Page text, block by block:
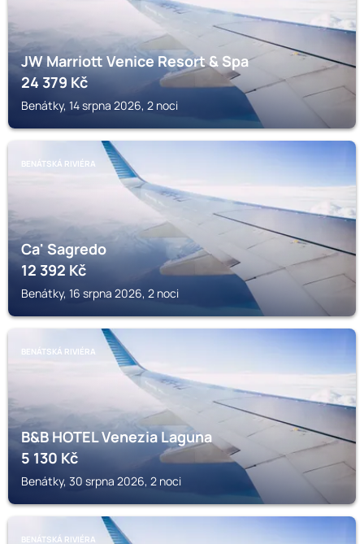
JW Marriott Venice Resort & Spa
24 379 Kč
Benátky, 14 srpna 2026, 2 noci
BENÁTSKÁ RIVIÉRA
Ca' Sagredo
12 392 Kč
Benátky, 16 srpna 2026, 2 noci
BENÁTSKÁ RIVIÉRA
B&B HOTEL Venezia Laguna
5 130Kč
Benátky, 30 srpna 2026, 2 noci
BENÁTSKÁ RIVIÉRA